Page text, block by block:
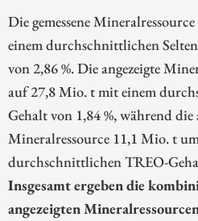
Die gemessene
einem durchschnittlichen
von 2,86 %. Die angezeigte
auf 27,8 Mio. t mit einem
Gehalt von 1,84 %, während die
Mineralressource 11,1 Mio. t
durchschnittlichen TREO-
Insgesamt ergeben die
angezeigten